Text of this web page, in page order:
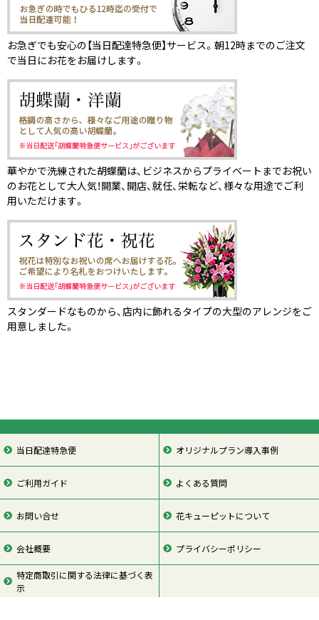
お急ぎでも安心の【当日配達特急便】サービス。朝12時までのご注文
で当日にお花をお届けします。
華やかで洗練された胡蝶蘭は、ビジネスからプライベートまでお祝い
のお花として大人気！開業、開店、就任、栄転など、様々な用途でご利
用いただけます。
スタンダードなものから、店内に飾れるタイプの大型のアレンジをご
用意しました。
当日配達特急便 オリジナルプラン導入事例
ご利用ガイド よくある質問
お問い合せ 花キューピットについて
会社概要 プライバシーポリシー
特定商取引に関する法律に基づく表
示